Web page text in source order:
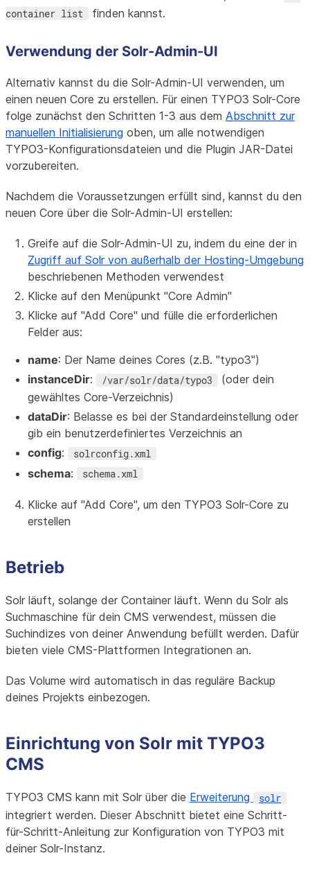
container list
finden kannst.
Verwendung der Solr-Admin-UI
Alternativ kannst du die Solr-Admin-UI verwenden, um
einen neuen Core zu erstellen. Für einen TYPO3 Solr-Core
folge zunächst den Schritten 1-3 aus dem Abschnitt zur
manuellen Initialisierung oben, um alle notwendigen
TYPO3-Konfigurationsdateien und die Plugin JAR-Datei
vorzubereiten.
Nachdem die Voraussetzungen erfüllt sind, kannst du den
neuen Core über die Solr-Admin-UI erstellen:
Greife auf die Solr-Admin-UI zu, indem du eine der in
Zugriff auf Solr von außerhalb der Hosting-Umgebung
beschriebenen Methoden verwendest
Klicke auf den Menüpunkt "Core Admin"
Klicke auf "Add Core" und fülle die erforderlichen
Felder aus:
name: Der Name deines Cores (z.B. "typo3")
instanceDir: /var/solr/data/typo3
(oder dein
gewähltes Core-Verzeichnis)
dataDir: Belasse es bei der Standardeinstellung oder
gib ein benutzerdefiniertes Verzeichnis an
config: solrconfig.xml
schema: schema.xml
Klicke auf "Add Core", um den TYPO3 Solr-Core zu
erstellen
Betrieb
Solr läuft, solange der Container läuft. Wenn du Solr als
Suchmaschine für dein CMS verwendest, müssen die
Suchindizes von deiner Anwendung befüllt werden. Dafür
bieten viele CMS-Plattformen Integrationen an.
Das Volume wird automatisch in das reguläre Backup
deines Projekts einbezogen.
Einrichtung von Solr mit TYPO3
CMS
TYPO3 CMS kann mit Solr über die Erweiterung solr
integriert werden. Dieser Abschnitt bietet eine Schritt-
für-Schritt-Anleitung zur Konfiguration von TYPO3 mit
deiner Solr-Instanz.